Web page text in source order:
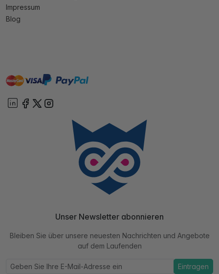
Impressum
Blog
mastervisa paypal
Unser Newsletter abonnieren
Bleiben Sie über unsere neuesten Nachrichten und Angebote
auf dem Laufenden
Eintragen